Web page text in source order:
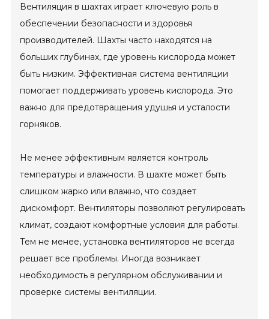
Вентиляция в шахтах играет ключевую роль в
обеспечении безопасности и здоровья
производителей. Шахты часто находятся на
больших глубинах, где уровень кислорода может
быть низким. Эффективная система вентиляции
помогает поддерживать уровень кислорода. Это
важно для предотвращения удушья и усталости
горняков.
Не менее эффективным является контроль
температуры и влажности. В шахте может быть
слишком жарко или влажно, что создает
дискомфорт. Вентиляторы позволяют регулировать
климат, создают комфортные условия для работы.
Тем не менее, установка вентиляторов не всегда
решает все проблемы. Иногда возникает
необходимость в регулярном обслуживании и
проверке системы вентиляции.